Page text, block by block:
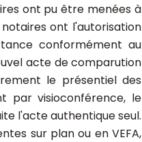
ont pu être menées à
ont l'autorisation
conformément au
acte de comparution
le présentiel des
par visioconférence, le
l'acte authentique seul.
sur plan ou en VEFA,